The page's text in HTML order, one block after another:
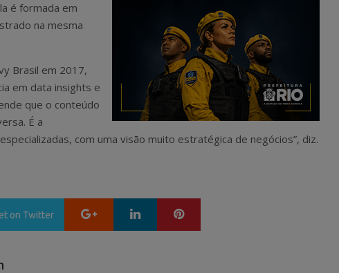
é formada em
na mesma
Brasil em 2017,
em data insights e
que o conteúdo
É a
com uma visão muito estratégica de negócios”, diz.
on Twitter Google+ LinkedIn